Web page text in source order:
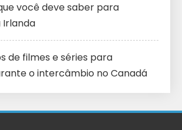
você deve saber para
de filmes e séries para
o intercâmbio no Canadá